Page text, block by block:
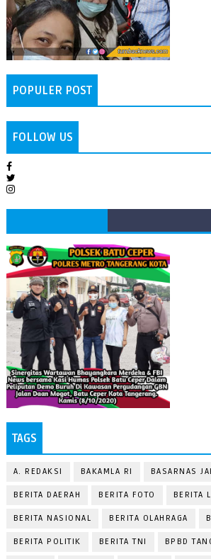
POPULER POST
FOLLOW US
TAGS
A. REDAKSI BAKAMLA RI BASARNAS
BERITA DAERAH BERITA FOTO BERITA
BERITA NASIONAL BERITA OLAHRAGA
BERITA POLITIK BERITA TNI BPBD